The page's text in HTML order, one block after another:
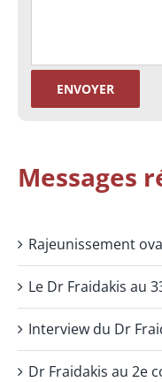
Messages
Rajeunissement
Le Dr Fraidakis au
Interview du Dr
Dr Fraidakis au 2e